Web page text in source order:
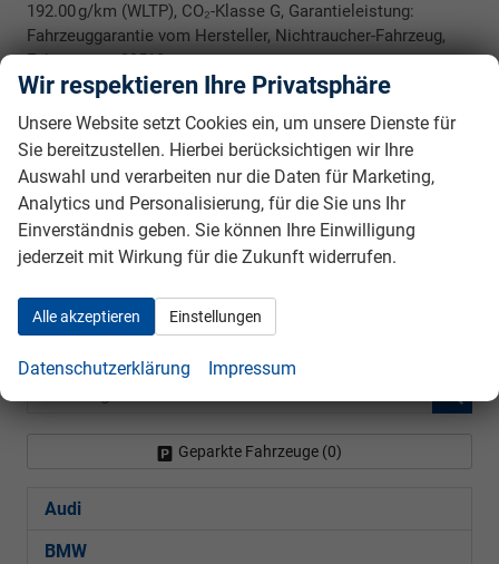
192.00 g/km (WLTP), CO₂-Klasse G, Garantieleistung:
Fahrzeuggarantie vom Hersteller, Nichtraucher-Fahrzeug,
Fahrzeugnr.: 39512
Rückrufbitte absenden
PDF-Datei, Fahrzeugexposé drucken
Drucken, parken oder vergleichen
Datensätze pro Seite:
1 2
Geparkte Fahrzeuge (0)
Audi
BMW
Wir respektieren Ihre Privatsphäre
Unsere Website setzt Cookies ein, um unsere Dienste für
Sie bereitzustellen. Hierbei berücksichtigen wir Ihre
Auswahl und verarbeiten nur die Daten für Marketing,
Analytics und Personalisierung, für die Sie uns Ihr
Einverständnis geben. Sie können Ihre Einwilligung
jederzeit mit Wirkung für die Zukunft widerrufen.
Alle akzeptieren Einstellungen
Datenschutzerklärung Impressum